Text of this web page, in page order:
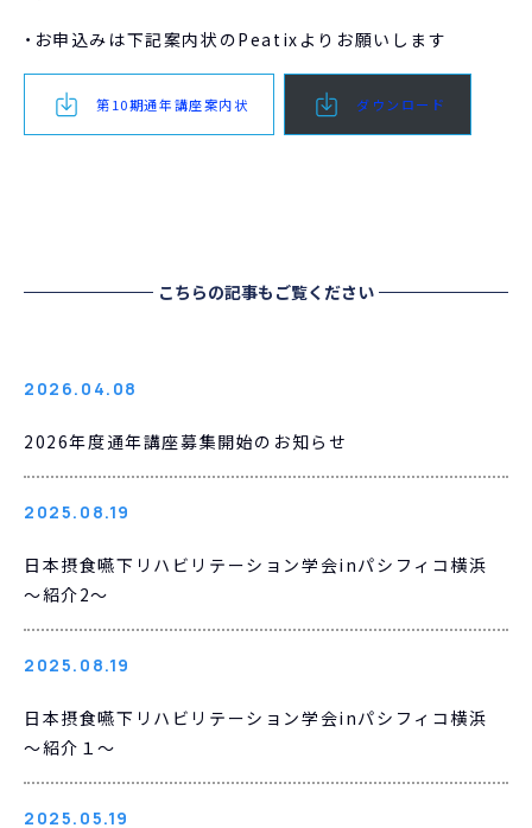
・お申込みは下記案内状のPeatixよりお願いします
第10期通年講座案内状 ダウンロード
こちらの記事もご覧ください
2026.04.08
2026年度通年講座募集開始のお知らせ
2025.08.19
日本摂食嚥下リハビリテーション学会inパシフィコ横浜
～紹介2～
2025.08.19
日本摂食嚥下リハビリテーション学会inパシフィコ横浜
～紹介１～
2025.05.19